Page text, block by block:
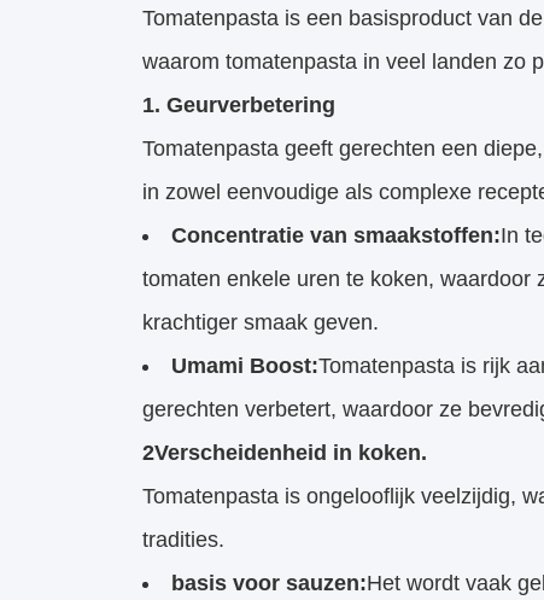
Tomatenpasta is een basisproduct van
waarom tomatenpasta in veel landen zo
1. Geurverbetering
Tomatenpasta geeft gerechten een
in zowel eenvoudige als complexe
Concentratie van smaakstoffen:In
tomaten enkele uren te koken, waardoor
krachtiger smaak geven.
Umami Boost:Tomatenpasta is rijk
gerechten verbetert, waardoor ze
2Verscheidenheid in koken.
Tomatenpasta is ongelooflijk veelzijdig,
tradities.
basis voor sauzen:Het wordt vaak